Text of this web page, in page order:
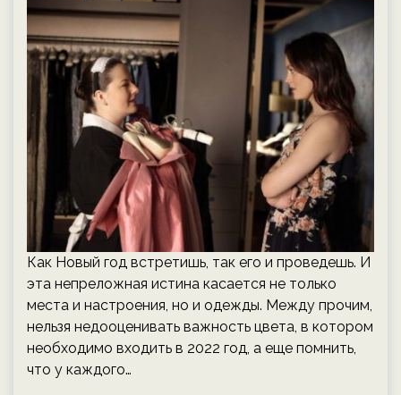
Как Новый год встретишь, так его и проведешь. И
эта непреложная истина касается не только
места и настроения, но и одежды. Между прочим,
нельзя недооценивать важность цвета, в котором
необходимо входить в 2022 год, а еще помнить,
что у каждого…